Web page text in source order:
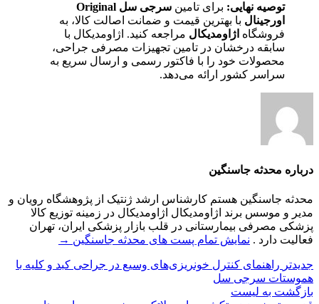
توصیه نهایی: برای تامین
سرجی سل Original
اورجینال با بهترین قیمت و ضمانت اصالت کالا، به
فروشگاه اژاومدیکال مراجعه کنید. اژاومدیکال با
سابقه درخشان در تامین تجهیزات مصرفی جراحی،
محصولات خود را با فاکتور رسمی و ارسال سریع به
سراسر کشور ارائه می‌دهد.
درباره محدثه جاسنگین
محدثه جاسنگین هستم کارشناس ارشد ژنتیک از پژوهشگاه رویان و
مدیر و موسس برند اژاومدیکال اژاومدیکال در زمینه توزیع کالا
پزشکی مصرفی بیمارستانی در قلب بازار پزشکی ایران، تهران
فعالیت دارد . نمایش تمام پست های محدثه جاسنگین →
جدیدتر راهنمای کنترل خونریزی‌های وسیع در جراحی کبد و کلیه با
هموستات سرجی سل
بازگشت به لیست